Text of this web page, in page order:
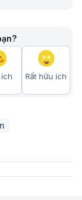
cách chữa
cách để
mất bằng
cách thực
Rất hữu ích